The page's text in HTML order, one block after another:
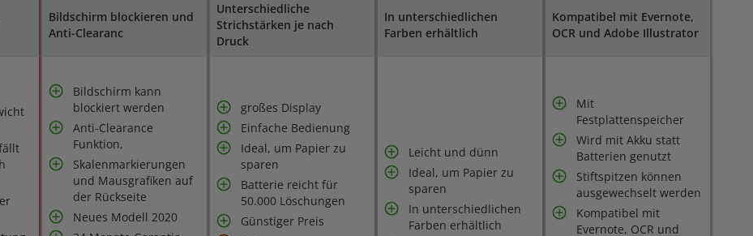
Bildschirm blockieren und
Anti-Clearanc
Unterschiedliche
Strichstärken je nach
Druck
In unterschiedlichen
Farben erhältlich
Kompatibel mit Evernote,
OCR und Adobe Illustrator
Bildschirm kann
blockiert werden
Anti-Clearance
Funktion,
Skalenmarkierungen
und Mausgrafiken auf
der Rückseite
Neues Modell 2020
großes Display
Einfache Bedienung
Ideal, um Papier zu
sparen
Batterie reicht für
50.000 Löschungen
Günstiger Preis
Leicht und dünn
Ideal, um Papier zu
sparen
In unterschiedlichen
Farben erhältlich
Mit
Festplattenspeicher
Wird mit Akku statt
Batterien genutzt
Stiftspitzen können
ausgewechselt werden
Kompatibel mit
Evernote, OCR und